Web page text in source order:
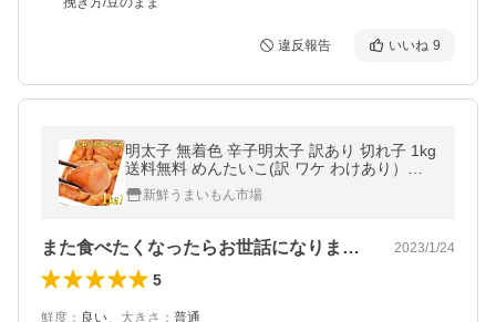
違反報告 いいね 9
明太子 無着色 辛子明太子 訳あり 切れ子 1kg
送料無料 めんたいこ(訳 ワケ わけあり）海
鮮 グルメ bara-01
新鮮うまいもん市場
また食べたくなったらお世話になります！ 2023/1/24
5
鮮度 ： 良い、 大きさ ： 普通